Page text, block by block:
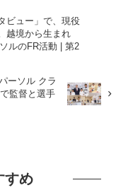
ビュー」で、現役
越境から生まれ
ルのFR活動 | 第2
ーソル クラ
監督と選手
すめ